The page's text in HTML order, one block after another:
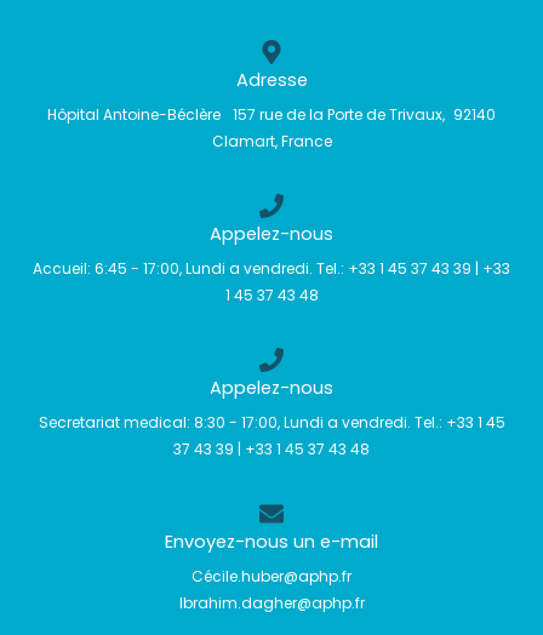
Adresse
Hôpital Antoine-Béclère 157 rue de la Porte de Trivaux, 92140
Clamart, France
Appelez-nous
Accueil: 6:45 - 17:00, Lundi a vendredi. Tel.: ‪+33 1 45 37 43 39‬ | ‪+33
1 45 37 43 48‬
Appelez-nous
Secretariat medical: 8:30 - 17:00, Lundi a vendredi. Tel.: ‪+33 1 45
37 43 39‬ | ‪+33 1 45 37 43 48‬
Envoyez-nous un e-mail
Cécile.huber@aphp.fr
Ibrahim.dagher@aphp.fr